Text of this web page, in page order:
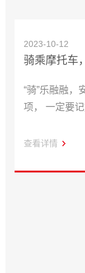
2023-10-12
骑乘摩托车
“骑”乐融融，安全第一。 以
项， 一定要
查看详情